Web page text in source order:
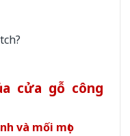
cửa gỗ công
và mối mọt